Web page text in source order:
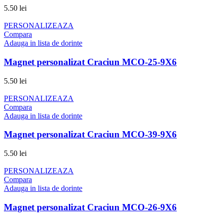
5.50 lei
PERSONALIZEAZA
Compara
Adauga in lista de dorinte
Magnet personalizat Craciun MCO-25-9X6
5.50 lei
PERSONALIZEAZA
Compara
Adauga in lista de dorinte
Magnet personalizat Craciun MCO-39-9X6
5.50 lei
PERSONALIZEAZA
Compara
Adauga in lista de dorinte
Magnet personalizat Craciun MCO-26-9X6